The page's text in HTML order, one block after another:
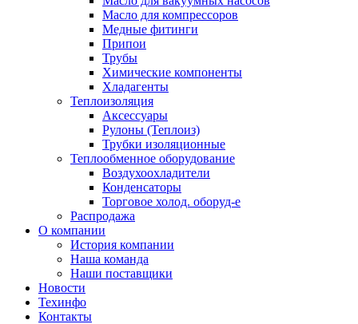
Масло для компрессоров
Медные фитинги
Припои
Трубы
Химические компоненты
Хладагенты
Теплоизоляция
Аксессуары
Рулоны (Теплоиз)
Трубки изоляционные
Теплообменное оборудование
Воздухоохладители
Конденсаторы
Торговое холод. оборуд-е
Распродажа
О компании
История компании
Наша команда
Наши поставщики
Новости
Техинфо
Контакты